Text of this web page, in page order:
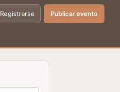
Registrarse Publicar evento